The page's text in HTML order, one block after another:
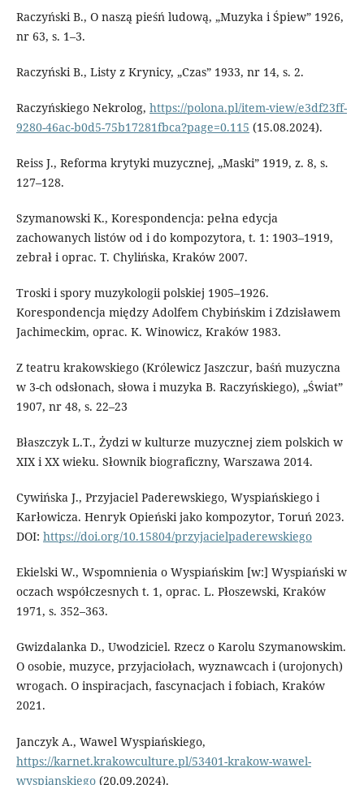
Raczyński B., O naszą pieśń ludową, „Muzyka i Śpiew” 1926,
nr 63, s. 1–3.
Raczyński B., Listy z Krynicy, „Czas” 1933, nr 14, s. 2.
Raczyńskiego Nekrolog, https://polona.pl/item-view/e3df23ff-
9280-46ac-b0d5-75b17281fbca?page=0.115 (15.08.2024).
Reiss J., Reforma krytyki muzycznej, „Maski” 1919, z. 8, s.
127–128.
Szymanowski K., Korespondencja: pełna edycja
zachowanych listów od i do kompozytora, t. 1: 1903–1919,
zebrał i oprac. T. Chylińska, Kraków 2007.
Troski i spory muzykologii polskiej 1905–1926.
Korespondencja między Adolfem Chybińskim i Zdzisławem
Jachimeckim, oprac. K. Winowicz, Kraków 1983.
Z teatru krakowskiego (Królewicz Jaszczur, baśń muzyczna
w 3-ch odsłonach, słowa i muzyka B. Raczyńskiego), „Świat”
1907, nr 48, s. 22–23
Błaszczyk L.T., Żydzi w kulturze muzycznej ziem polskich w
XIX i XX wieku. Słownik biograficzny, Warszawa 2014.
Cywińska J., Przyjaciel Paderewskiego, Wyspiańskiego i
Karłowicza. Henryk Opieński jako kompozytor, Toruń 2023.
DOI: https://doi.org/10.15804/przyjacielpaderewskiego
Ekielski W., Wspomnienia o Wyspiańskim [w:] Wyspiański w
oczach współczesnych t. 1, oprac. L. Płoszewski, Kraków
1971, s. 352–363.
Gwizdalanka D., Uwodziciel. Rzecz o Karolu Szymanowskim.
O osobie, muzyce, przyjaciołach, wyznawcach i (urojonych)
wrogach. O inspiracjach, fascynacjach i fobiach, Kraków
2021.
Janczyk A., Wawel Wyspiańskiego,
https://karnet.krakowculture.pl/53401-krakow-wawel-
wyspianskiego(20.09.2024).